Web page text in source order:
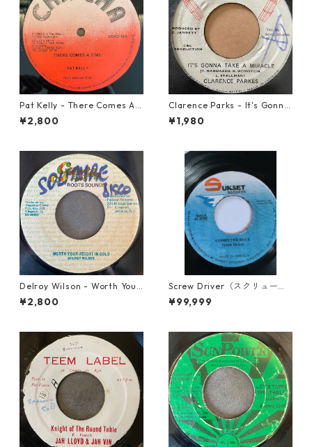
Pat Kelly - There Comes A T
ime【12-50057】
¥2,800
Clarence Parks - It's Gonna
Take A Miracle【7-21096】
¥1,980
Delroy Wilson - Worth Your
Weight In Gold【7-21965】
¥2,800
Screw Driver（スクリュード
ライバー） - Computer Rule
【7'】
¥99,999